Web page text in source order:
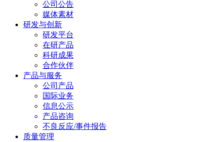
公司公告
媒体素材
研发与创新
研发平台
在研产品
科研成果
合作伙伴
产品与服务
公司产品
国际业务
信息公示
产品咨询
不良反应/事件报告
质量管理